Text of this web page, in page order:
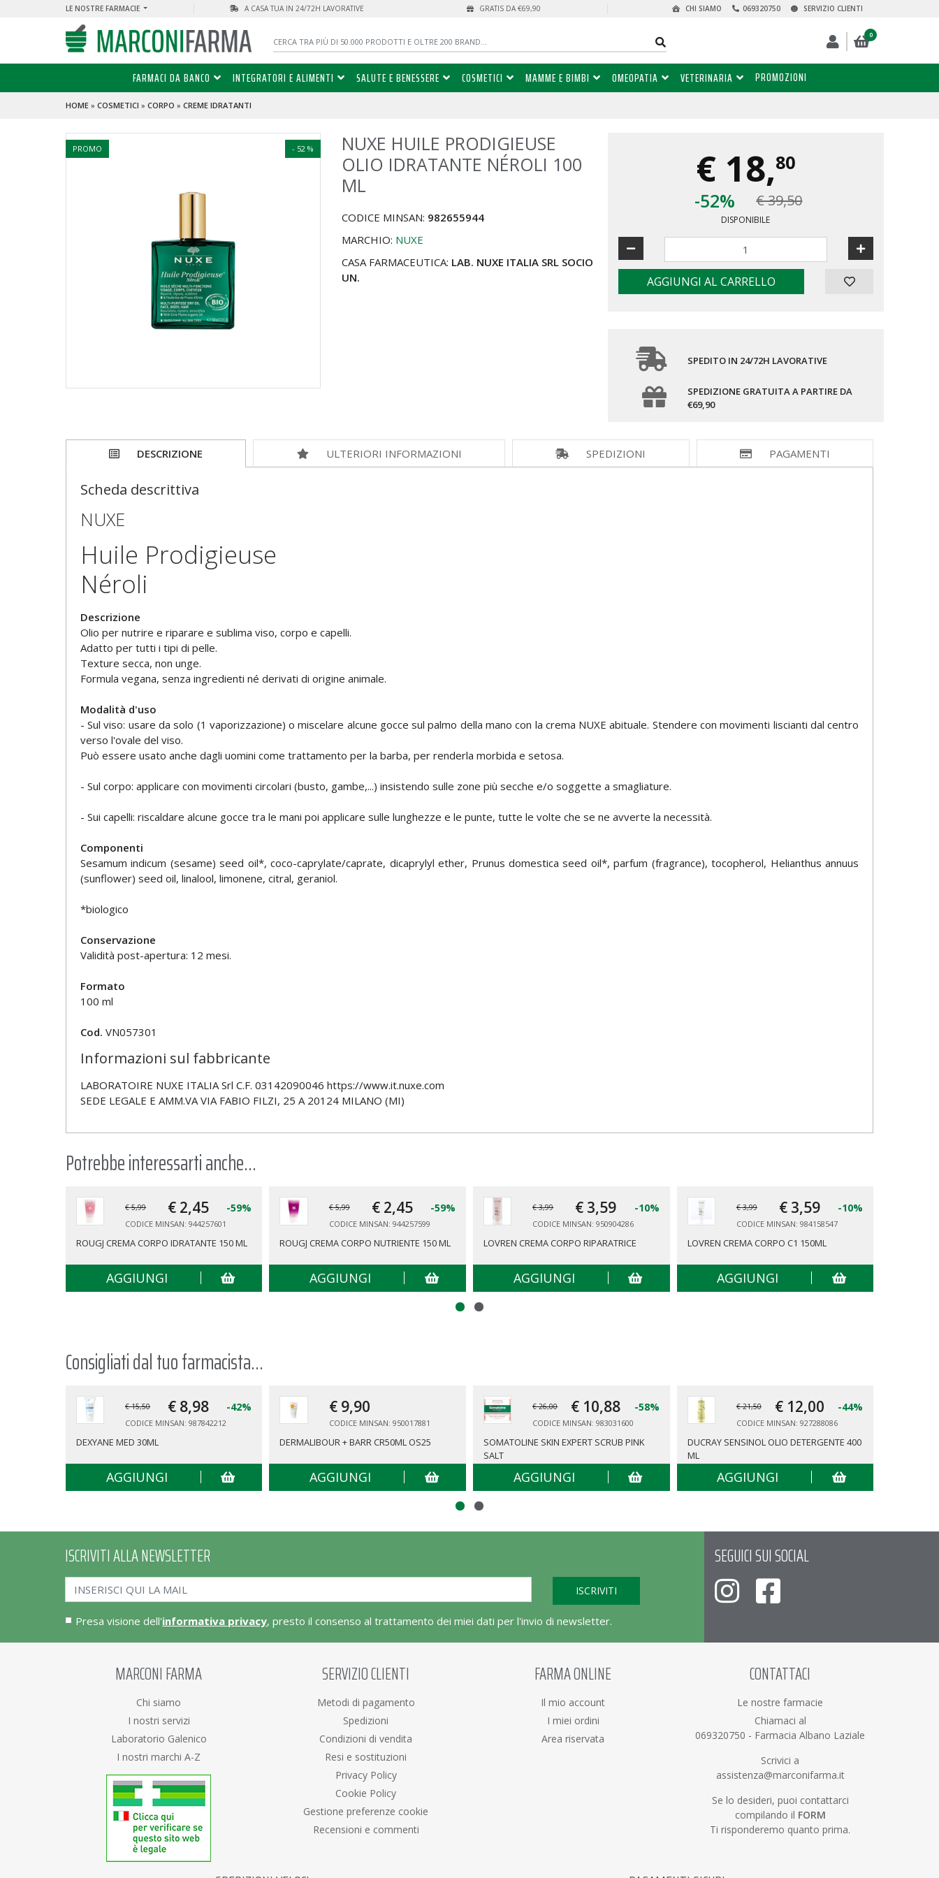
LE NOSTRE FARMACIE A CASA TUA IN 24/72H LAVORATIVE GRATIS DA €69,90 SERVIZIO CLIENTI
069320750
CHI SIAMO
0
FARMACI DA BANCO INTEGRATORI E ALIMENTI SALUTE E BENESSERE COSMETICI MAMME E BIMBI OMEOPATIA VETERINARIA PROMOZIONI
HOME» COSMETICI » CORPO » CREME IDRATANTI
- 52 %
PROMO
NUXE HUILE PRODIGIEUSE
OLIO IDRATANTE NÉROLI 100
ML
CODICE MINSAN: 982655944
MARCHIO: NUXE
CASA FARMACEUTICA: LAB. NUXE ITALIA SRL SOCIO
UN.
€ 18,80
-52%
€ 39,50
DISPONIBILE
AGGIUNGI AL CARRELLO
SPEDITO IN 24/72H LAVORATIVE
SPEDIZIONE GRATUITA A PARTIRE DA
€69,90
DESCRIZIONE ULTERIORI INFORMAZIONI SPEDIZIONI PAGAMENTI
Scheda descrittiva
NUXE
Huile Prodigieuse
Néroli
Descrizione
Olio per nutrire e riparare e sublima viso, corpo e capelli.
Adatto per tutti i tipi di pelle.
Texture secca, non unge.
Formula vegana, senza ingredienti né derivati di origine animale.
Modalità d'uso
- Sul viso: usare da solo (1 vaporizzazione) o miscelare alcune gocce sul palmo della mano con la crema NUXE abituale. Stendere con movimenti liscianti dal centro
verso l'ovale del viso.
Può essere usato anche dagli uomini come trattamento per la barba, per renderla morbida e setosa.
- Sul corpo: applicare con movimenti circolari (busto, gambe,...) insistendo sulle zone più secche e/o soggette a smagliature.
- Sui capelli: riscaldare alcune gocce tra le mani poi applicare sulle lunghezze e le punte, tutte le volte che se ne avverte la necessità.
Componenti
Sesamum indicum (sesame) seed oil*, coco-caprylate/caprate, dicaprylyl ether, Prunus domestica seed oil*, parfum (fragrance), tocopherol, Helianthus annuus
(sunflower) seed oil, linalool, limonene, citral, geraniol.
*biologico
Conservazione
Validità post-apertura: 12 mesi.
Formato
100 ml
Cod. VN057301
Informazioni sul fabbricante
LABORATOIRE NUXE ITALIA Srl C.F. 03142090046 https://www.it.nuxe.com
SEDE LEGALE E AMM.VA VIA FABIO FILZI, 25 A 20124 MILANO (MI)
Potrebbe interessarti anche...
€ 5,99 € 2,45 -59%
CODICE MINSAN: 944257601
ROUGJ CREMA CORPO IDRATANTE 150 ML
AGGIUNGI
€ 5,99 € 2,45 -59%
CODICE MINSAN: 944257599
ROUGJ CREMA CORPO NUTRIENTE 150 ML
AGGIUNGI
€ 3,99 € 3,59 -10%
CODICE MINSAN: 950904286
LOVREN CREMA CORPO RIPARATRICE
AGGIUNGI
€ 3,99 € 3,59 -10%
CODICE MINSAN: 984158547
LOVREN CREMA CORPO C1 150ML
AGGIUNGI
Consigliati dal tuo farmacista...
€ 15,50 € 8,98 -42%
CODICE MINSAN: 987842212
DEXYANE MED 30ML
AGGIUNGI
€ 9,90
CODICE MINSAN: 950017881
DERMALIBOUR + BARR CR50ML OS25
AGGIUNGI
€ 26,00 € 10,88 -58%
CODICE MINSAN: 983031600
SOMATOLINE SKIN EXPERT SCRUB PINK
SALT
AGGIUNGI
€ 21,50 € 12,00 -44%
CODICE MINSAN: 927288086
DUCRAY SENSINOL OLIO DETERGENTE 400
ML
AGGIUNGI
ISCRIVITI ALLA NEWSLETTER
Presa visione dell'informativa privacy, presto il consenso al trattamento dei miei dati per l'invio di newsletter.
SEGUICI SUI SOCIAL
MARCONI FARMA
Chi siamo
I nostri servizi
Laboratorio Galenico
I nostri marchi A-Z
SERVIZIO CLIENTI
Metodi di pagamento
Spedizioni
Condizioni di vendita
Resi e sostituzioni
Privacy Policy
Cookie Policy
Gestione preferenze cookie
Recensioni e commenti
FARMA ONLINE
Il mio account
I miei ordini
Area riservata
CONTATTACI
Le nostre farmacie
Chiamaci al
069320750 - Farmacia Albano Laziale
Scrivici a
assistenza@marconifarma.it
Se lo desideri, puoi contattarci
compilando il FORM
Ti risponderemo quanto prima.